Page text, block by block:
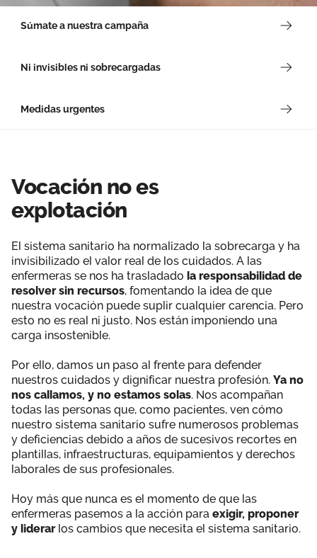
Súmate a nuestra campaña
Ni invisibles ni sobrecargadas
Medidas urgentes
Vocación no es
explotación
El sistema sanitario ha normalizado la sobrecarga y ha
invisibilizado el valor real de los cuidados. A las
enfermeras se nos ha trasladado la responsabilidad de
resolver sin recursos, fomentando la idea de que
nuestra vocación puede suplir cualquier carencia. Pero
esto no es real ni justo. Nos están imponiendo una
carga insostenible.
Por ello, damos un paso al frente para defender
nuestros cuidados y dignificar nuestra profesión. Ya no
nos callamos, y no estamos solas. Nos acompañan
todas las personas que, como pacientes, ven cómo
nuestro sistema sanitario sufre numerosos problemas
y deficiencias debido a años de sucesivos recortes en
plantillas, infraestructuras, equipamientos y derechos
laborales de sus profesionales.
Hoy más que nunca es el momento de que las
enfermeras pasemos a la acción para exigir, proponer
y liderarlos cambios que necesita el sistema sanitario.